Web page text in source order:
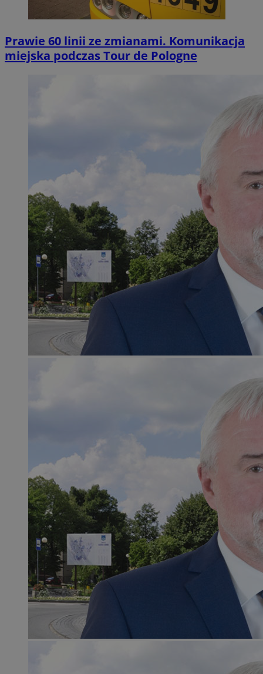
Prawie 60 linii ze zmianami. Komunikacja
miejska podczas Tour de Pologne